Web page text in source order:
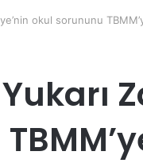
okul sorununu